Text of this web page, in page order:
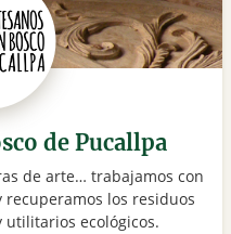
de Pucallpa
de arte… trabajamos con
los residuos
ecológicos.